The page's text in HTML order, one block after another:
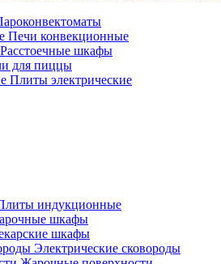
Печи конвекционные
Расстоечные шкафы
для пиццы
Плиты электрические
индукционные
шкафы
шкафы
Электрические сковороды